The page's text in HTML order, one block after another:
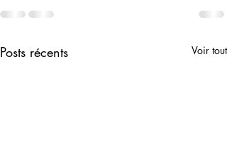
Posts récents Voir tout